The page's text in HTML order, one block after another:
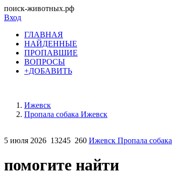
поиск-животных.рф
Вход
ГЛАВНАЯ
НАЙДЕННЫЕ
ПРОПАВШИЕ
ВОПРОСЫ
+ДОБАВИТЬ
Ижевск
Пропала собака Ижевск
5 июля 2026 13245 260 Ижевск Пропала собака
помогите найти